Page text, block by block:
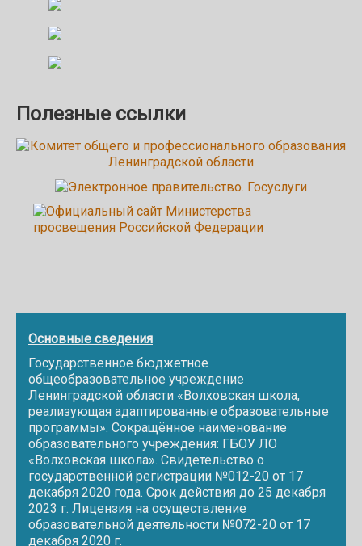
Полезные ссылки
Основные сведения
Государственное бюджетное
общеобразовательное учреждение
Ленинградской области «Волховская школа,
реализующая адаптированные образовательные
программы». Сокращённое наименование
образовательного учреждения: ГБОУ ЛО
«Волховская школа». Свидетельство о
государственной регистрации №012-20 от 17
декабря 2020 года. Срок действия до 25 декабря
2023 г. Лицензия на осуществление
образовательной деятельности №072-20 от 17
декабря 2020 г.